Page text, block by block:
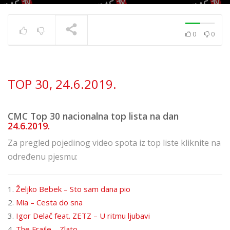
0 0
TOP 30, 24.6.2019.
CMC Top 30 nacionalna top lista na dan
24.6.2019.
Za pregled pojedinog video spota iz top liste kliknite na
određenu pjesmu:
1. Željko Bebek – Sto sam dana pio
2. Mia – Cesta do sna
3. Igor Delač feat. ZETZ – U ritmu ljubavi